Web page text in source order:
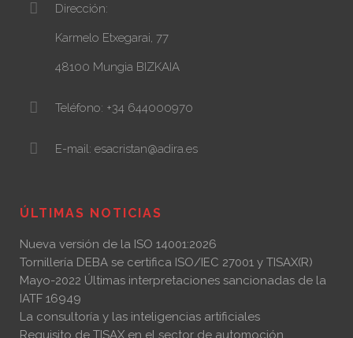
Dirección:
Karmelo Etxegarai, 77
48100 Mungia BIZKAIA
Teléfono: +34 644000970
E-mail: esacristan@adira.es
ÚLTIMAS NOTICIAS
Nueva versión de la ISO 14001:2026
Tornillería DEBA se certifica ISO/IEC 27001 y TISAX(R)
Mayo-2022 Últimas interpretaciones sancionadas de la
IATF 16949
La consultoría y las inteligencias artificiales
Requisito de TISAX en el sector de automoción